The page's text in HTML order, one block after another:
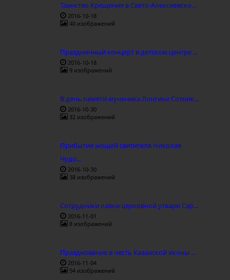
Таинство Крещения в Свято-Алексиевско...
2016-10-18
40 изображений
Праздничный концерт в детском центре ...
2016-10-18
9 изображений
В день памяти мученика Лонгина Сотник...
2016-10-30
32 изображений
Прибытие мощей святителя Николая
Чудо...
2016-10-30
38 изображений
Сотрудники лавки церковной утвари Сар...
2016-11-01
8 изображений
Празднование в честь Казанской иконы ...
2016-11-04
54 изображений